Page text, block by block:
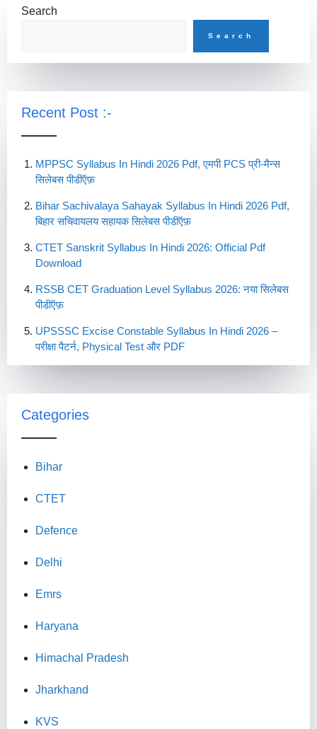
Search
Search
Recent Post :-
MPPSC Syllabus In Hindi 2026 Pdf, एमपी PCS प्री-मैन्स
सिलेबस पीडीऍफ़
Bihar Sachivalaya Sahayak Syllabus In Hindi 2026 Pdf,
बिहार सचिवायलय सहायक सिलेबस पीडीऍफ़
CTET Sanskrit Syllabus In Hindi 2026: Official Pdf
Download
RSSB CET Graduation Level Syllabus 2026: नया सिलेबस
पीडीऍफ़
UPSSSC Excise Constable Syllabus In Hindi 2026 –
परीक्षा पैटर्न, Physical Test और PDF
Categories
Bihar
CTET
Defence
Delhi
Emrs
Haryana
Himachal Pradesh
Jharkhand
KVS